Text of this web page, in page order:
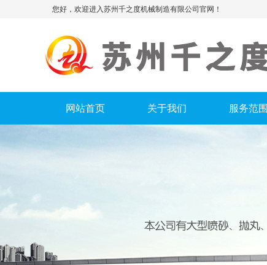
您好，欢迎进入苏州千之度机械制造有限公司官网！
网站首页 关于我们 服务范围